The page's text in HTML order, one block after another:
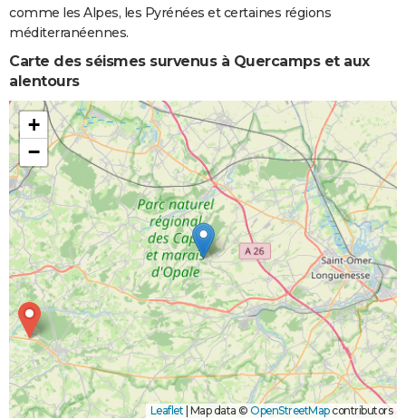
comme les Alpes, les Pyrénées et certaines régions
méditerranéennes.
Carte des séismes survenus à Quercamps et aux
alentours
+
−
Leaflet | Map data © OpenStreetMapcontributors